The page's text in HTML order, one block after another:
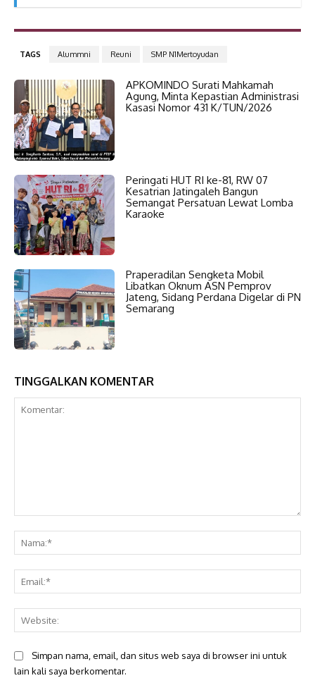
TAGS Alummni Reuni SMP N1Mertoyudan
APKOMINDO Surati Mahkamah
Agung, Minta Kepastian Administrasi
Kasasi Nomor 431 K/TUN/2026
Peringati HUT RI ke-81, RW 07
Kesatrian Jatingaleh Bangun
Semangat Persatuan Lewat Lomba
Karaoke
Praperadilan Sengketa Mobil
Libatkan Oknum ASN Pemprov
Jateng, Sidang Perdana Digelar di PN
Semarang
TINGGALKAN KOMENTAR
Simpan nama, email, dan situs web saya di browser ini untuk
lain kali saya berkomentar.